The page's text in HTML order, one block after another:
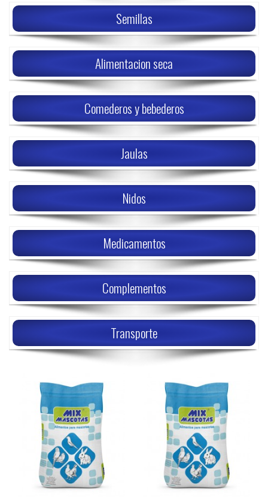
Semillas
Alimentacion seca
Comederos y bebederos
Jaulas
Nidos
Medicamentos
Complementos
Transporte